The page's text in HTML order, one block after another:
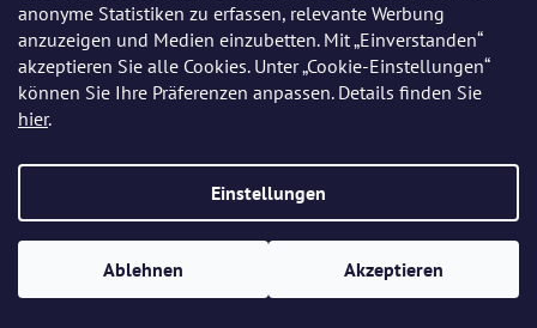
anonyme Statistiken zu erfassen, relevante Werbung
anzuzeigen und Medien einzubetten. Mit „Einverstanden“
akzeptieren Sie alle Cookies. Unter „Cookie-Einstellungen“
können Sie Ihre Präferenzen anpassen. Details finden Sie
hier.
Einstellungen
Ablehnen Akzeptieren
Wir akzeptieren online-Zahlungen
Erstellt von Shoptet
Copyright 2026PĚKNÁ KLASIKA
. Alle Rechte vorbehalten.
Cookie-Einstellungen ändern